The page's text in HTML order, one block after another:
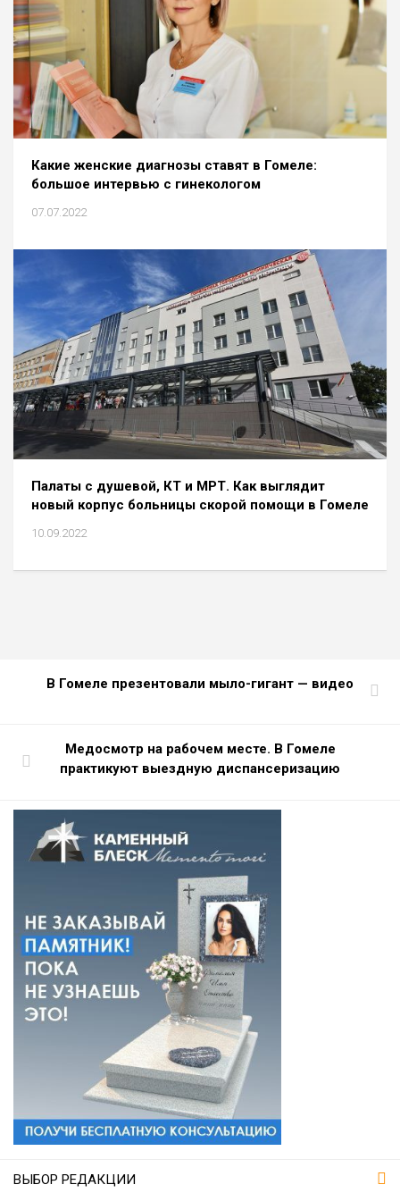
Какие женские диагнозы ставят в Гомеле:
большое интервью с гинекологом
07.07.2022
Палаты с душевой, КТ и МРТ. Как выглядит
новый корпус больницы скорой помощи в Гомеле
10.09.2022
В Гомеле презентовали мыло-гигант — видео
Медосмотр на рабочем месте. В Гомеле
практикуют выездную диспансеризацию
ВЫБОР РЕДАКЦИИ